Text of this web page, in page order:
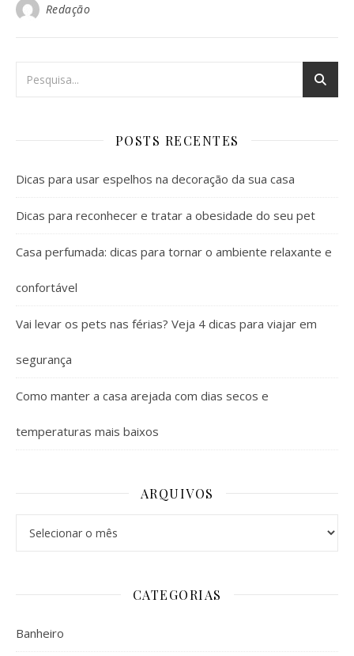
Redação
POSTS RECENTES
Dicas para usar espelhos na decoração da sua casa
Dicas para reconhecer e tratar a obesidade do seu pet
Casa perfumada: dicas para tornar o ambiente relaxante e
confortável
Vai levar os pets nas férias? Veja 4 dicas para viajar em
segurança
Como manter a casa arejada com dias secos e
temperaturas mais baixos
ARQUIVOS
CATEGORIAS
Banheiro